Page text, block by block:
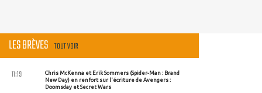
LES BRÈVES TOUT VOIR
Chris McKenna et Erik Sommers (Spider-Man : Brand
New Day) en renfort sur l'écriture de Avengers :
Doomsday et Secret Wars
11:19